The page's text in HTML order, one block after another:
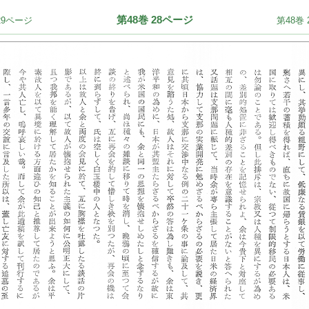
第48巻 28ページ